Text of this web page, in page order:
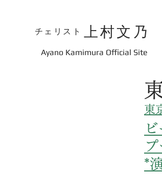
上村文乃
チェリスト
​Ayano Kamimura Official Site
東
*